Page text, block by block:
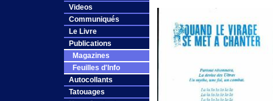
Videos
Communiqués
Le Livre
Publications
Magazines
Feuilles d'Info
Autocollants
Tatouages